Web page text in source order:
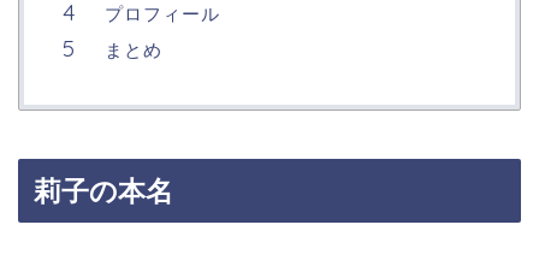
プロフィール
まとめ
莉子の本名